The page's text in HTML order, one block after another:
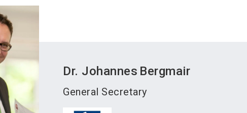
Dr. Johannes Bergmair
General Secretary